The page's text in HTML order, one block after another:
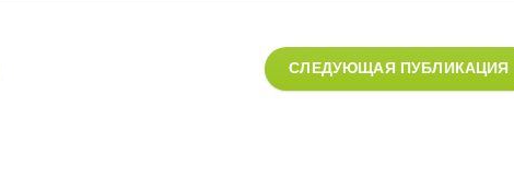
СЛЕДУЮЩАЯ ПУБЛИКАЦИЯ